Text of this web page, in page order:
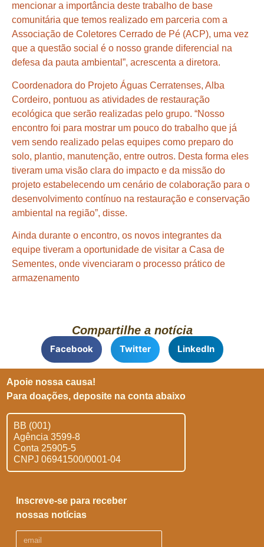
mencionar a importância deste trabalho de base
comunitária que temos realizado em parceria com a
Associação de Coletores Cerrado de Pé (ACP), uma vez
que a questão social é o nosso grande diferencial na
defesa da pauta ambiental”, acrescenta a diretora.
Coordenadora do Projeto Águas Cerratenses, Alba
Cordeiro, pontuou as atividades de restauração
ecológica que serão realizadas pelo grupo. “Nosso
encontro foi para mostrar um pouco do trabalho que já
vem sendo realizado pelas equipes como preparo do
solo, plantio, manutenção, entre outros. Desta forma eles
tiveram uma visão clara do impacto e da missão do
projeto estabelecendo um cenário de colaboração para o
desenvolvimento contínuo na restauração e conservação
ambiental na região”, disse.
Ainda durante o encontro, os novos integrantes da
equipe tiveram a oportunidade de visitar a Casa de
Sementes, onde vivenciaram o processo prático de
armazenamento
Compartilhe a notícia
Facebook Twitter LinkedIn
Apoie nossa causa!
Para doações, deposite na conta abaixo
BB (001)
Agência 3599-8
Conta 25905-5
CNPJ 06941500/0001-04
Inscreve-se para receber
nossas notícias